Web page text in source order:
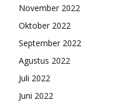
November 2022
Oktober 2022
September 2022
Agustus 2022
Juli 2022
Juni 2022